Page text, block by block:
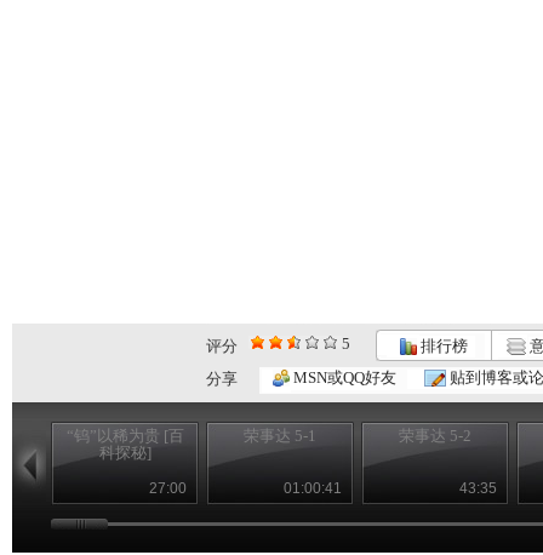
评分 5 排行榜
分享
MSN或QQ好友 贴到博客或
“钨”以稀为贵 [百
科探秘]
27:00
荣事达 5-1
01:00:41
荣事达 5-2
43:35